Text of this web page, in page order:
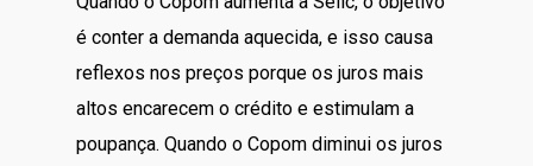
é conter a demanda aquecida, e isso causa
reflexos nos preços porque os juros mais
altos encarecem o crédito e estimulam a
poupança. Quando o Copom diminui os juros